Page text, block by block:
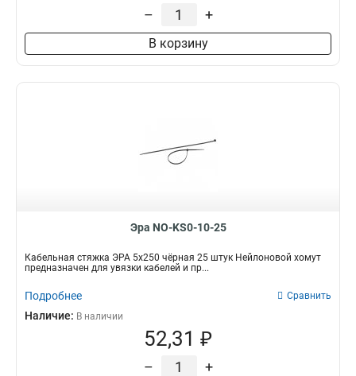
– +
В корзину
Эра NO-KS0-10-25
Кабельная стяжка ЭРА 5x250 чёрная 25 штук Нейлоновой хомут
предназначен для увязки кабелей и пр...
Подробнее Сравнить
Наличие: В наличии
52,31 ₽
– +